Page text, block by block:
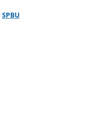
SPBU